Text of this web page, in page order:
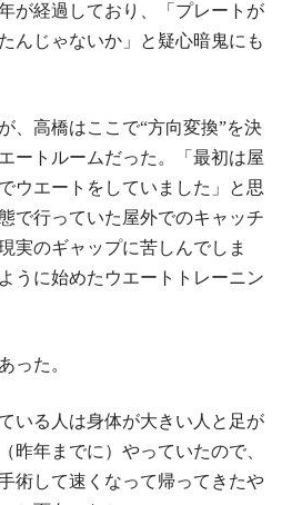
が経過しており、「プレートが
んじゃないか」と疑心暗鬼にも
、高橋はここで“方向変換”を決
ートルームだった。「最初は屋
ウエートをしていました」と思
で行っていた屋外でのキャッチ
実のギャップに苦しんでしま
うに始めたウエートトレーニン
った。
いる人は身体が大きい人と足が
昨年までに）やっていたので、
術して速くなって帰ってきたや